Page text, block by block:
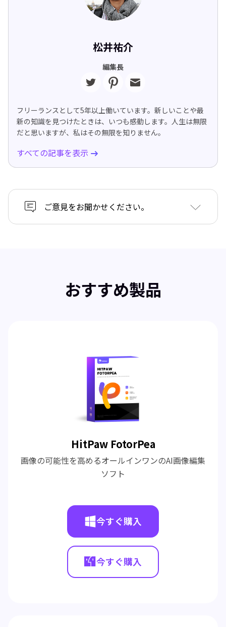
松井祐介
編集長
フリーランスとして5年以上働いています。新しいことや最
新の知識を見つけたときは、いつも感動します。人生は無限
だと思いますが、私はその無限を知りません。
すべての記事を表示
ご意見をお聞かせください。
おすすめ製品
HitPaw FotorPea
画像の可能性を高めるオールインワンのAI画像編集
ソフト
今すぐ購入
今すぐ購入